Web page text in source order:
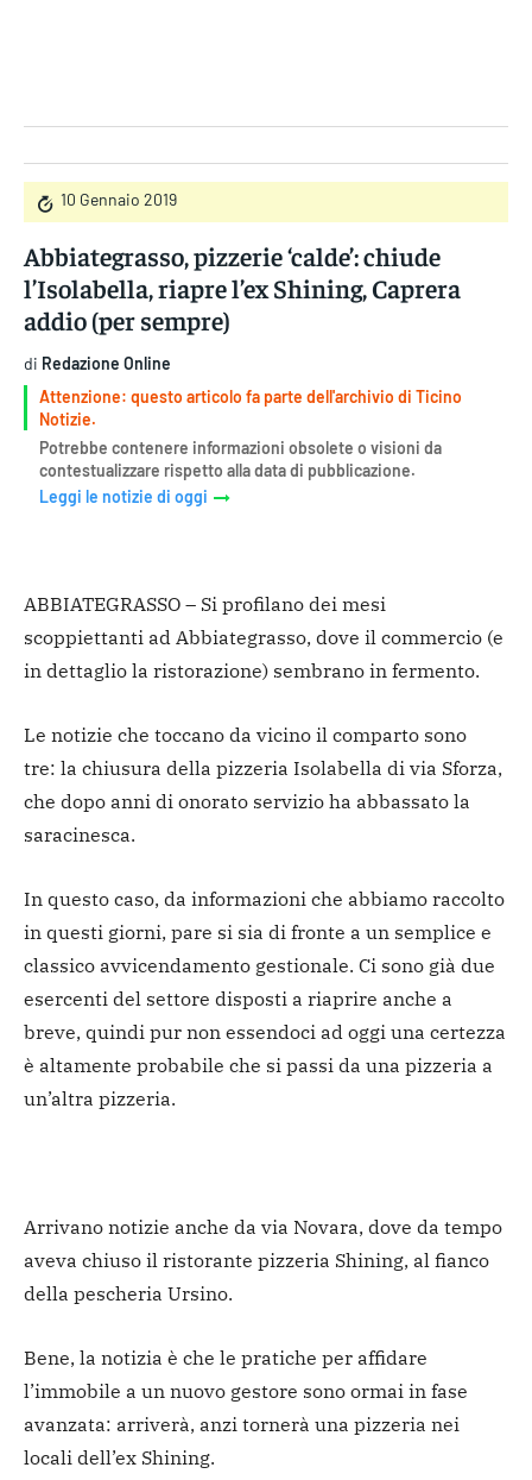
10 Gennaio 2019
Abbiategrasso, pizzerie ‘calde’: chiude
l’Isolabella, riapre l’ex Shining, Caprera
addio (per sempre)
di Redazione Online
Attenzione: questo articolo fa parte dell'archivio di Ticino
Notizie.
Potrebbe contenere informazioni obsolete o visioni da
contestualizzare rispetto alla data di pubblicazione.
Leggi le notizie di oggi
ABBIATEGRASSO – Si profilano dei mesi
scoppiettanti ad Abbiategrasso, dove il commercio (e
in dettaglio la ristorazione) sembrano in fermento.
Le notizie che toccano da vicino il comparto sono
tre: la chiusura della pizzeria Isolabella di via Sforza,
che dopo anni di onorato servizio ha abbassato la
saracinesca.
In questo caso, da informazioni che abbiamo raccolto
in questi giorni, pare si sia di fronte a un semplice e
classico avvicendamento gestionale. Ci sono già due
esercenti del settore disposti a riaprire anche a
breve, quindi pur non essendoci ad oggi una certezza
è altamente probabile che si passi da una pizzeria a
un’altra pizzeria.
Arrivano notizie anche da via Novara, dove da tempo
aveva chiuso il ristorante pizzeria Shining, al fianco
della pescheria Ursino.
Bene, la notizia è che le pratiche per affidare
l’immobile a un nuovo gestore sono ormai in fase
avanzata: arriverà, anzi tornerà una pizzeria nei
locali dell’ex Shining.